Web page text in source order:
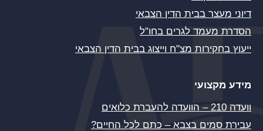
דיוני מעצר בבית הדין הצבאי
הסדרת מעמד לגרים בחו"ל
ייעוץ בחקירות מצ"ח וייצוג בבית הדין הצבאי
מידע מקצועי
וועדה 210 – הוועדה להעברת כלואים
עבירת סמים בצבא – כתם לכל החיים?